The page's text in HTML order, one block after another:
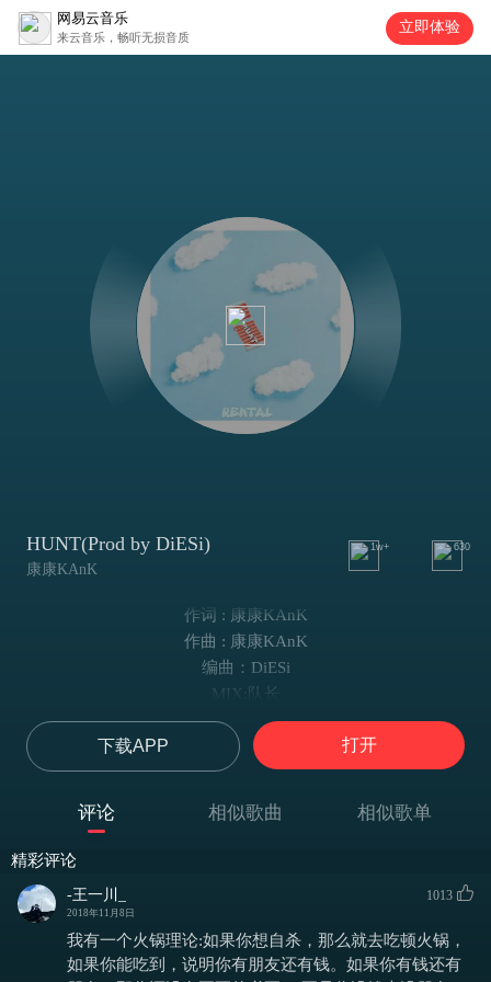
网易云音乐
来云音乐，畅听无损音质
立即体验
HUNT(Prod by DiESi)
康康KAnK
1w+ 630
作词 : 康康KAnK
作曲 : 康康KAnK
编曲：DiESi
MIX:队长
VERSE1:
I DON'T KNOW为什么出现在我生命
YOU ARE MINE不需要再发布声明
之后也不再沮丧
勤奋变得惰怠
你我战争里不会感到挫败
下载APP 打开
评论 相似歌曲 相似歌单
精彩评论
-王一川_
2018年11月8日
1013
我有一个火锅理论:如果你想自杀，那么就去吃顿火锅，
如果你能吃到，说明你有朋友还有钱。如果你有钱还有